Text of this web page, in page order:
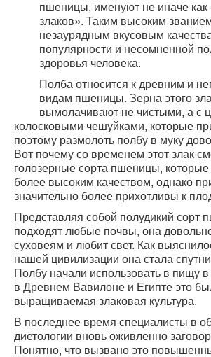
пшеницы, именуют не иначе как
злаков». Таким высоким
незаурядным вкусовым
популярности и несомненной
здоровья человека.
Полба относится к древним и
видам пшеницы. Зерна этого
вымолачивают не чистыми, а с
колосковыми чешуйками, которые
поэтому размолоть полбу в муку
Вот почему со временем этот злак
голозерные сорта пшеницы, которые
более высоким качеством, однако
значительно более прихотливы к
Представляя собой полудикий сорт
подходят любые почвы, она
суховеям и любит свет. Как
нашей цивилизации она стала
Полбу начали использовать в пищу в
в Древнем Вавилоне и Египте это
выращиваемая злаковая культура.
В последнее время специалисты в
диетологии вновь оживленно
Понятно, что вызвано это